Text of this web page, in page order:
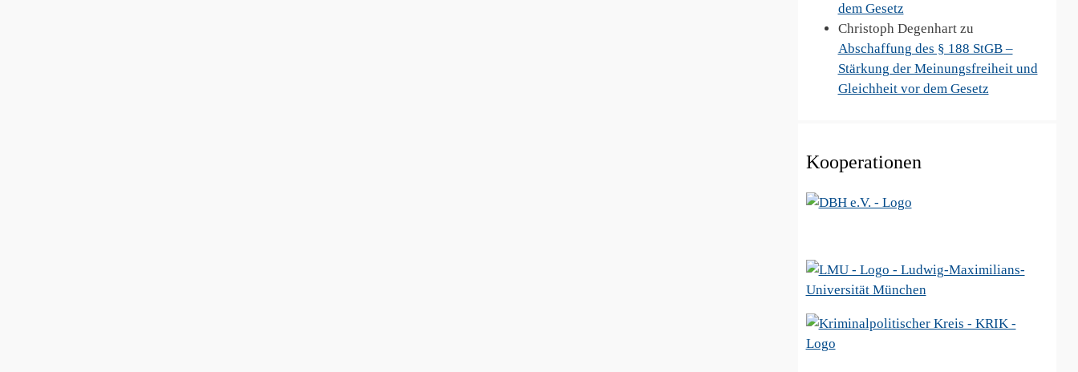
dem Gesetz
Christoph Degenhartzu
Abschaffung des § 188 StGB –
Stärkung der Meinungsfreiheit und
Gleichheit vor dem Gesetz
Kooperationen